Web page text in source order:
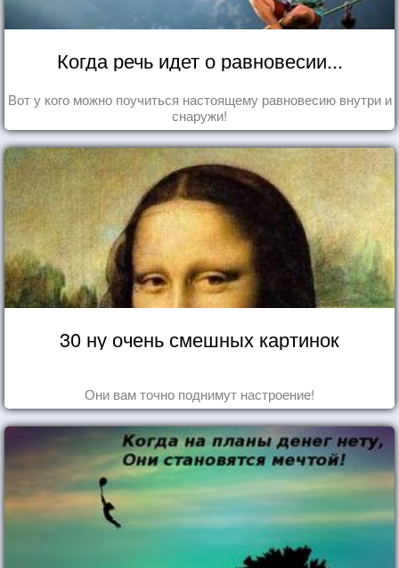
Когда речь идет о равновесии...
Вот у кого можно поучиться настоящему равновесию внутри и
снаружи!
30 ну очень смешных картинок
Они вам точно поднимут настроение!